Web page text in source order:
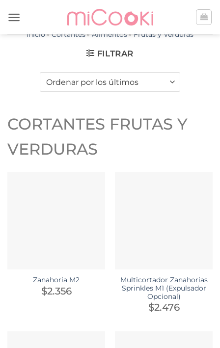
Inicio Cortantes Alimentos Frutas y Verduras
FILTRAR
CORTANTES FRUTAS Y
VERDURAS
Zanahoria M2
$2.356
Multicortador Zanahorias
Sprinkles M1 (Expulsador
Opcional)
$2.476